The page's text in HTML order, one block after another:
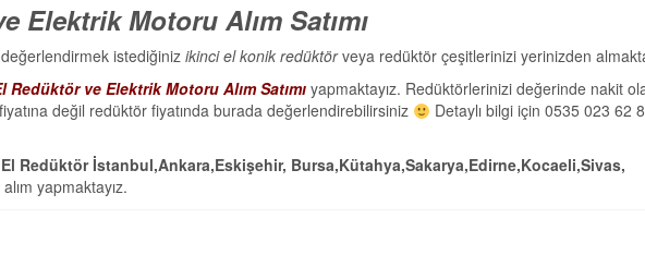
Elektrik Motoru Alım Satımı
istediğiniz ikinci el konik redüktörveya redüktör çeşitlerinizi yerinizden
ve Elektrik Motoru Alım Satımı yapmaktayız. Redüktörlerinizi değerinde nakit
değil redüktör fiyatında burada değerlendirebilirsiniz
Detaylı bilgi için 0535 023 62
Redüktör İstanbul,Ankara,Eskişehir, Bursa,Kütahya,Sakarya,Edirne,Kocaeli,Sivas,
yapmaktayız.